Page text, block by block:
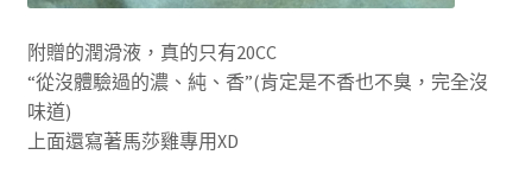
附贈的潤滑液，真的只有20CC
“從沒體驗過的濃、純、香”(肯定是不香也不臭，完全沒
味道)
上面還寫著馬莎雞專用XD